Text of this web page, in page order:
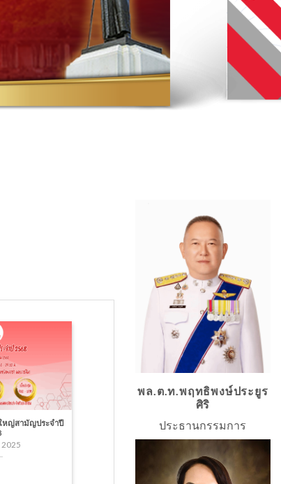
หญ่สามัญประจำปี
2025
พล.ต.ท.พฤทธิพงษ์ประยูร
ศิริ
ประธานกรรมการ